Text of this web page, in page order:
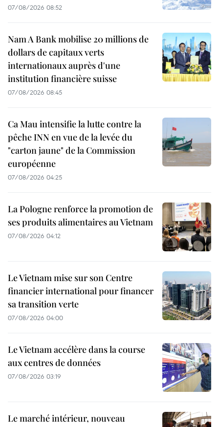
07/08/2026 08:52
Nam A Bank mobilise 20 millions de
dollars de capitaux verts
internationaux auprès d'une
institution financière suisse
07/08/2026 08:45
Ca Mau intensifie la lutte contre la
pêche INN en vue de la levée du
"carton jaune" de la Commission
européenne
07/08/2026 04:25
La Pologne renforce la promotion de
ses produits alimentaires au Vietnam
07/08/2026 04:12
Le Vietnam mise sur son Centre
financier international pour financer
sa transition verte
07/08/2026 04:00
Le Vietnam accélère dans la course
aux centres de données
07/08/2026 03:19
Le marché intérieur, nouveau